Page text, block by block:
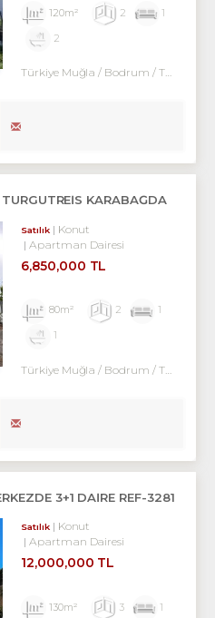
120m² 2
1
2
Türkiye Muğla / Bodrum / Turgutreis
KARABAĞDA
Satılık
Konut
Apartman Dairesi
6,850,000 TL
80m² 2
1
1
Türkiye Muğla / Bodrum / Turgutreis
3+1 DAİRE REF-3281
Satılık
Konut
Apartman Dairesi
12,000,000 TL
130m² 3
1